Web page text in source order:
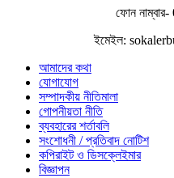
ফোন
ইমেইল:
আমাদের কথা
যোগাযোগ
সম্পাদকীয় নীতিমালা
গোপনীয়তা নীতি
ব্যবহারের শর্তাবলি
সংশোধনী / প্রতিবাদ নোটিশ
কপিরাইট ও ডিসক্লেইমার
বিজ্ঞাপন